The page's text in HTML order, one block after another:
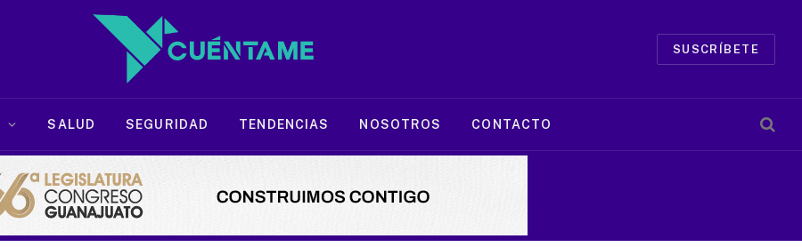
SUSCRÍBETE
SALUD SEGURIDAD TENDENCIAS NOSOTROS CONTACTO